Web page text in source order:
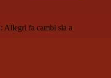
Allegri fa cambi sia a